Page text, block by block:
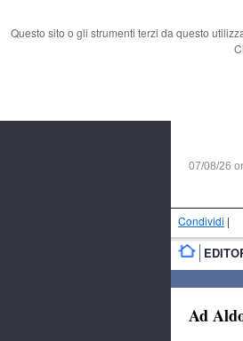
Questo sito o gli strumenti terzi da questo
07/08/26
Condividi |
Ad